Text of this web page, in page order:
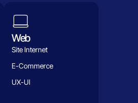
Web
Site Internet
E-Commerce
UX-UI